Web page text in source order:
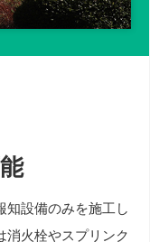
知設備のみを施工し
消火栓やスプリンク